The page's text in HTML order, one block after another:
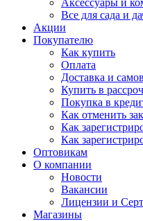
Аксессуары и
Все для сада и
Акции
Покупателю
Как купить
Оплата
Доставка и
Купить в
Покупка в
Как отменить
Как
Как
Оптовикам
О компании
Новости
Вакансии
Лицензии и
Магазины